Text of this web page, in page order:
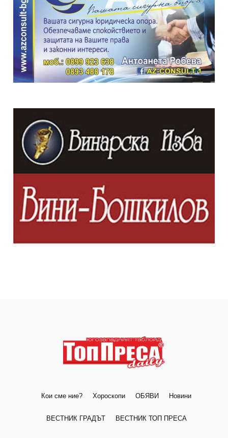
Кои сме ние? Хороскопи ОБЯВИ Новини
ВЕСТНИК ГРАДЪТ ВЕСТНИК ТОП ПРЕСА